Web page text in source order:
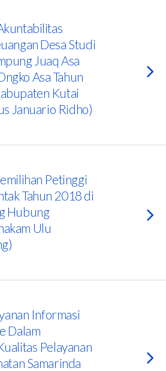
Desa Studi
Juaq Asa
Asa Tahun
Kutai
Januario Ridho)
Petinggi
Tahun 2018 di
Hubung
Ulu
Informasi
Dalam
Pelayanan
Samarinda